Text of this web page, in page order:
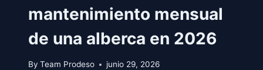
mantenimiento mensual
de una alberca en 2026
By Team Prodeso junio 29, 2026